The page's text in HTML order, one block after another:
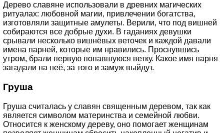
Дерево славяне использовали в древних магических
ритуалах: любовной магии, привлечении богатства,
изготовляли защитные амулеты. Верили, что под вишней
собираются все добрые духи. В гаданиях девушки
срывали несколько вишнёвых веточек и каждой давали
имена парней, которые им нравились. Проснувшись
утром, брали первую попавшуюся ветку. Какое имя парня
загадали на неё, за того и замуж выйдут.
Груша
Груша считалась у славян священным деревом, так как
является символом материнства и семейной любви.
Относится к женскому дереву, оно помогает женщинам